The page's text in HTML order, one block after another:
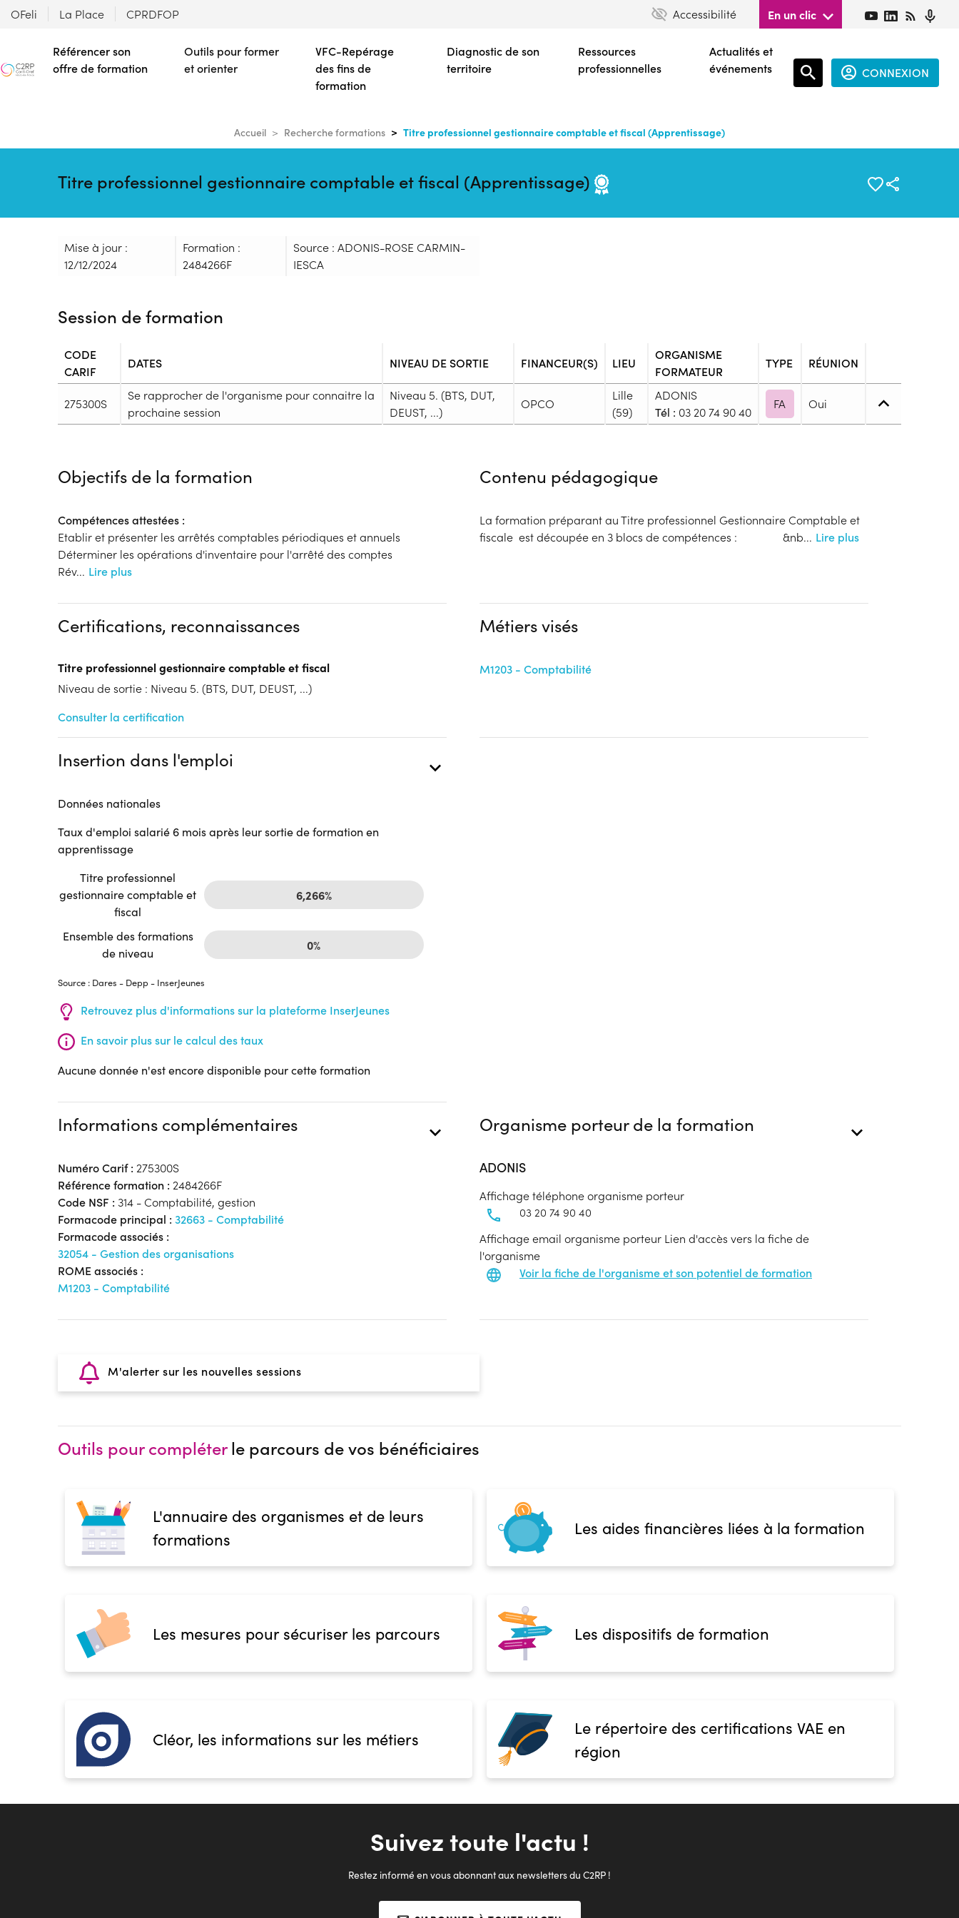
contenu
principal
OFeli La Place CPRDFOP Accessibilité En un clic
Référencer son
offre de formation
Outils pour former
et orienter
VFC-Repérage
des fins de
formation
Diagnostic de son
territoire
Ressources
professionnelles
Actualités et
événements
CONNEXION
Accueil Recherche formations Titre professionnel gestionnaire comptable et fiscal (Apprentissage)
Titre professionnel gestionnaire comptable et fiscal (Apprentissage)
Mise à jour :
12/12/2024
Formation :
2484266F
Source : ADONIS-ROSE CARMIN-
IESCA
Session de formation
CODE
CARIF
DATES NIVEAU DE SORTIE FINANCEUR(S) LIEU
ORGANISME
FORMATEUR
TYPE RÉUNION
275300S
Se rapprocher de l'organisme pour connaitre la
prochaine session
Niveau 5. (BTS, DUT,
DEUST, ...)
OPCO
Lille
(59)
ADONIS
Tél : 03 20 74 90 40
FA Oui
Durée en centre :658h
Rythme :
Hors temps de travail
Type de parcours :Parcours individualisé
Cycle de l'alternance
Année 1 : Contrat d’apprentissage
Année 2 : Contrat d’apprentissage
24b Rue Gantois
ADONIS - Rose Carmin
Accueil sur le lieu de formation
Hébergement :Pas d'hébergement
Restauration :Pas de restauration
Transport :Pas de transport
Prérequis :
Être en possession d'un diplôme de niveau 4 : Bac, Brevet Technicien ou Brevet
Public :
En recherche d'emploi, Tout public
Complément d'information
Objectifs de la formation
Compétences attestées :
Etablir et présenter les arrêtés comptables périodiques et annuels
Déterminer les opérations d'inventaire pour l'arrêté des comptes
Rév... Lire plus
Contenu pédagogique
La formation préparant au Titre professionnel Gestionnaire Comptable et
fiscale est découpée en 3 blocs de compétences : &nb... Lire plus
Certifications, reconnaissances
Titre professionnel gestionnaire comptable et fiscal
Niveau de sortie : Niveau 5. (BTS, DUT, DEUST, ...)
Consulter la certification
Métiers visés
M1203 - Comptabilité
Insertion dans l'emploi
Données nationales
Taux d'emploi salarié 6 mois après leur sortie de formation en
apprentissage
Titre professionnel
gestionnaire comptable et
fiscal
6,266%
Ensemble des formations
de niveau
0%
Source : Dares - Depp - InserJeunes
Retrouvez plus d'informations sur la plateforme InserJeunes
En savoir plus sur le calcul des taux
Aucune donnée n'est encore disponible pour cette formation
Informations complémentaires
Numéro Carif : 275300S
Référence formation : 2484266F
Code NSF : 314 - Comptabilité, gestion
Formacode principal : 32663 - Comptabilité
Formacode associés :
32054 - Gestion des organisations
ROME associés :
M1203 - Comptabilité
Organisme porteur de la formation
ADONIS
Affichage téléphone organisme porteur
03 20 74 90 40
Affichage email organisme porteur Lien d'accès vers la fiche de
l'organisme
Voir la fiche de l'organisme et son potentiel de formation
M'alerter sur les nouvelles sessions
Outils pour compléterle parcours de vos bénéficiaires
L'annuaire des organismes et de leurs
formations
Les aides financières liées à la formation
Les mesures pour sécuriser les parcours Les dispositifs de formation
Cléor, les informations sur les métiers
Le répertoire des certifications VAE en
région
Suivez toute l'actu !
Restez informé en vous abonnant aux newsletters du C2RP !